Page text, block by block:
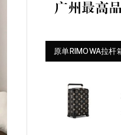
原单RIMOWA拉杆